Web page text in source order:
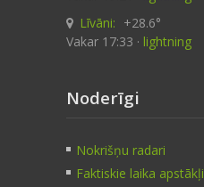
Līvāni: +28.6°
Vakar 17:33 · lightning
Noderīgi
Nokrišņu radari
Faktiskie laika apstākļi